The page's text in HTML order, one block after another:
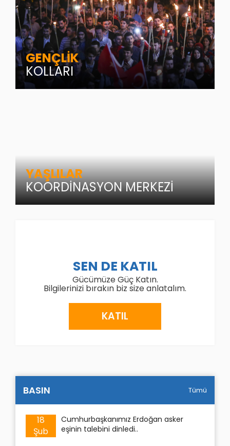
GENÇLİK
KOLLARI
YAŞLILAR
KOORDİNASYON MERKEZİ
SEN DE KATIL
Gücümüze Güç Katın.
Bilgilerinizi bırakın biz size anlatalım.
KATIL
BASIN Tümü
18
Şub
Cumhurbaşkanımız Erdoğan asker
eşinin talebini dinledi..